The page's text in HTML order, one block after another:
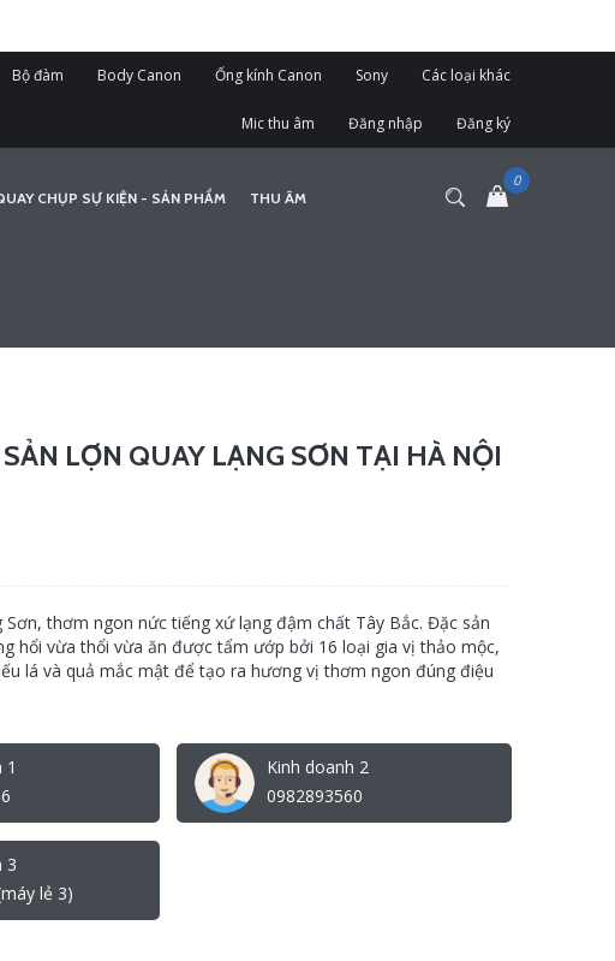
Bộ đàm Body Canon Ống kính Canon Sony Các loại khác
Mic thu âm Đăng nhập Đăng ký
CHỤP SỰ KIỆN - SẢN PHẨM THU ÂM
LỢN QUAY LẠNG SƠN TẠI HÀ NỘI
Sơn, thơm ngon nức tiếng xứ lạng đậm chất Tây Bắc. Đặc sản
hổi vừa thổi vừa ăn được tẩm ướp bởi 16 loại gia vị thảo mộc,
lá và quả mắc mật để tạo ra hương vị thơm ngon đúng điệu
1
Kinh doanh 2
0982893560
3
lẻ 3)